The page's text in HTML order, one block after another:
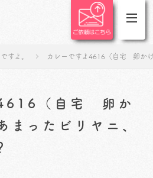
すよ。 カレーですよ4616（自宅 卵か
（自宅 卵か
まったビリヤニ、